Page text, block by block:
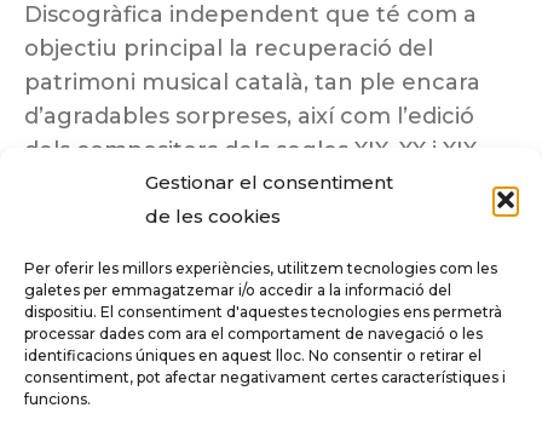
Gestionar el consentiment
de les cookies
Per oferir les millors experiències, utilitzem tecnologies com les
galetes per emmagatzemar i/o accedir a la informació del
dispositiu. El consentiment d'aquestes tecnologies ens permetrà
processar dades com ara el comportament de navegació o les
identificacions úniques en aquest lloc. No consentir o retirar el
consentiment, pot afectar negativament certes característiques i
funcions.
Discogràfica independent que té com a
objectiu principal la recuperació del
patrimoni musical català, tan ple encara
d’agradables sorpreses, així com l’edició
dels compositors dels segles XIX, XX i XIX
insuficientment coneguts.
Tots els drets reservats a ©Columna
Música.